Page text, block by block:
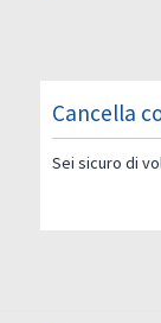
Cancella
Sei sicuro di